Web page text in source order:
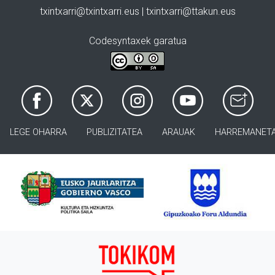
txintxarri@txintxarri.eus | txintxarri@ttakun.eus
Codesyntaxek garatua
LEGE OHARRA PUBLIZITATEA ARAUAK